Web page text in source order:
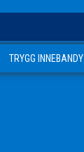
TRYGG INNEBANDY